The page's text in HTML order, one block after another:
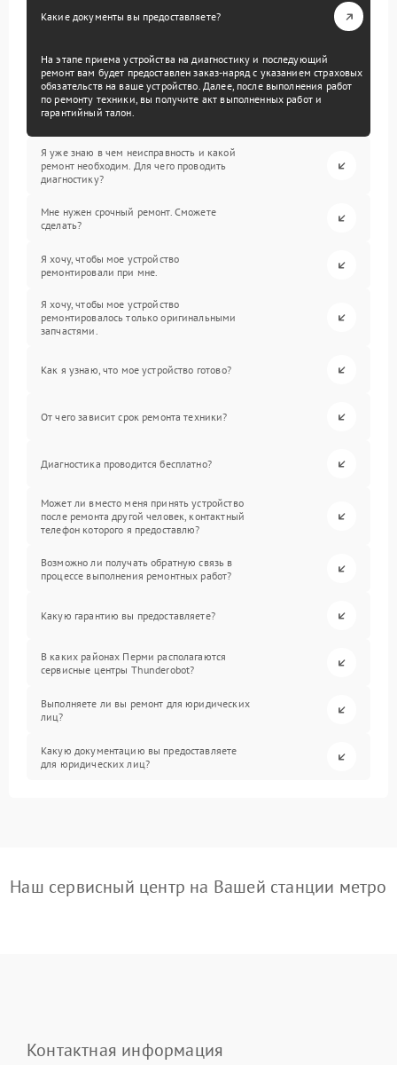
Какие документы вы предоставляете?
На этапе приема устройства на диагностику и последующий
ремонт вам будет предоставлен заказ-наряд с указанием страховых
обязательств на ваше устройство. Далее, после выполнения работ
по ремонту техники, вы получите акт выполненных работ и
гарантийный талон.
Я уже знаю в чем неисправность и какой
ремонт необходим. Для чего проводить
диагностику?
Мне нужен срочный ремонт. Сможете
сделать?
Я хочу, чтобы мое устройство
ремонтировали при мне.
Я хочу, чтобы мое устройство
ремонтировалось только оригинальными
запчастями.
Как я узнаю, что мое устройство готово?
От чего зависит срок ремонта техники?
Диагностика проводится бесплатно?
Может ли вместо меня принять устройство
после ремонта другой человек, контактный
телефон которого я предоставлю?
Возможно ли получать обратную связь в
процессе выполнения ремонтных работ?
Какую гарантию вы предоставляете?
В каких районах Перми располагаются
сервисные центры Thunderobot?
Выполняете ли вы ремонт для юридических
лиц?
Какую документацию вы предоставляете
для юридических лиц?
Наш сервисный центр на Вашей станции метро
Контактная информация